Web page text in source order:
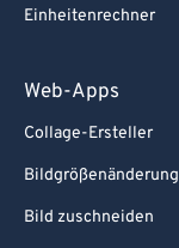
Einheitenrechner
Web-Apps
Collage-Ersteller
Bildgrößenänderung
Bild zuschneiden